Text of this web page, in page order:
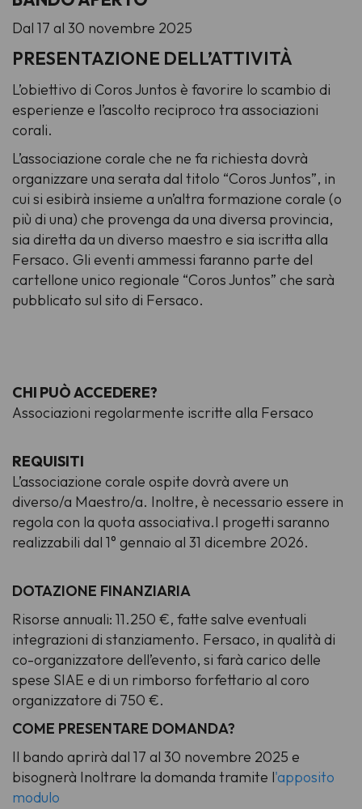
Dal 17 al 30 novembre 2025
PRESENTAZIONE DELL’ATTIVITÀ
L’obiettivo di Coros Juntos è favorire lo scambio di
esperienze e l’ascolto reciproco tra associazioni
corali.
L’associazione corale che ne fa richiesta dovrà
organizzare una serata dal titolo “Coros Juntos”, in
cui si esibirà insieme a un’altra formazione corale (o
più di una) che provenga da una diversa provincia,
sia diretta da un diverso maestro e sia iscritta alla
Fersaco. Gli eventi ammessi faranno parte del
cartellone unico regionale “Coros Juntos” che sarà
pubblicato sul sito di Fersaco.
CHI PUÒ ACCEDERE?
Associazioni regolarmente iscritte alla Fersaco
REQUISITI
L’associazione corale ospite dovrà avere un
diverso/a Maestro/a. Inoltre, è necessario essere in
regola con la quota associativa.I progetti saranno
realizzabili dal 1° gennaio al 31 dicembre 2026.
DOTAZIONE FINANZIARIA
Risorse annuali: 11.250 €, fatte salve eventuali
integrazioni di stanziamento. Fersaco, in qualità di
co-organizzatore dell’evento, si farà carico delle
spese SIAE e di un rimborso forfettario al coro
organizzatore di 750 €.
COME PRESENTARE DOMANDA?
Il bando aprirà dal 17 al 30 novembre 2025 e
bisognerà Inoltrare la domanda tramite l'apposito
modulo